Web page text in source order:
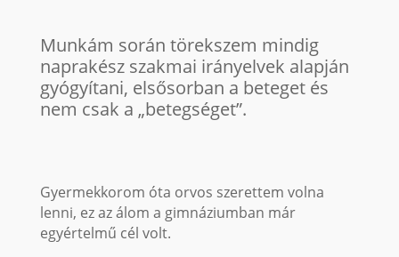
Munkám során törekszem mindig
naprakész szakmai irányelvek alapján
gyógyítani, elsősorban a beteget és
nem csak a „betegséget”.
Gyermekkorom óta orvos szerettem volna
lenni, ez az álom a gimnáziumban már
egyértelmű cél volt.